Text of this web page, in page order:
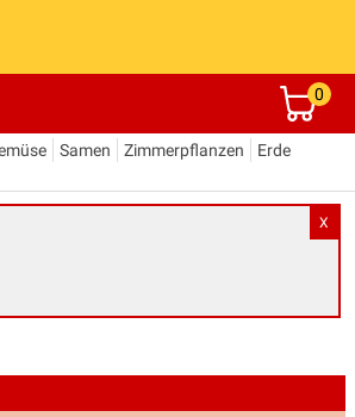
0
Samen Zimmerpflanzen
Erde
X